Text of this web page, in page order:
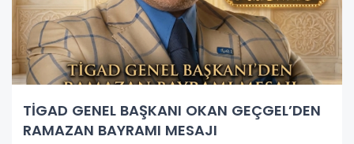
TİGAD GENEL BAŞKANI OKAN GEÇGEL’DEN
RAMAZAN BAYRAMI MESAJI